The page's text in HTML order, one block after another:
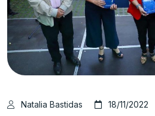
Natalia Bastidas 18/11/2022